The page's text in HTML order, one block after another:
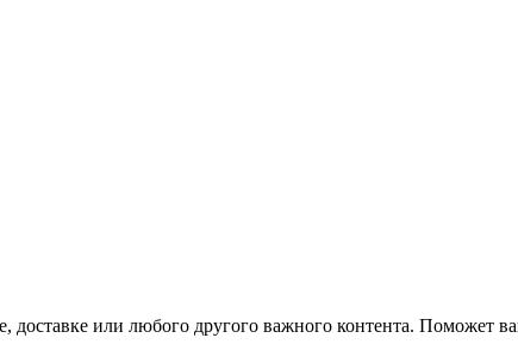
или любого другого важного контента. Поможет